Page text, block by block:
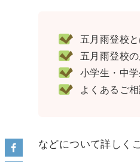
五月雨登校
五月雨登校
小学生・中
よくあるご
などについて詳しく